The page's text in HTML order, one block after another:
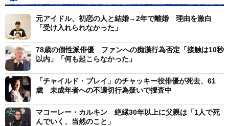
元アイドル、初恋の人と結婚→2年で離婚 理由を激白
「受け入れられなかった」
78歳の個性派俳優 ファンへの痴漢行為否定「接触は10秒
以内」「何も起こらなかった」
「チャイルド・プレイ」のチャッキー役俳優が死去、61
歳 未成年者への不適切行為疑いで捜査中
マコーレー・カルキン 絶縁30年以上に父親は「1人で死
んでいく、当然のこと」